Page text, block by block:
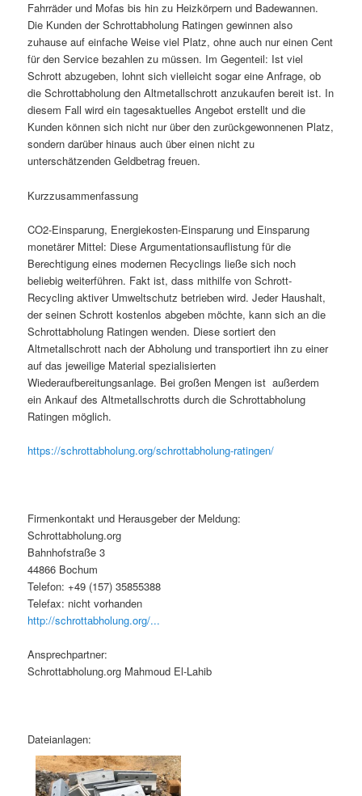
Fahrräder und Mofas bis hin zu Heizkörpern und Badewannen.
Die Kunden der Schrottabholung Ratingen gewinnen also
zuhause auf einfache Weise viel Platz, ohne auch nur einen Cent
für den Service bezahlen zu müssen. Im Gegenteil: Ist viel
Schrott abzugeben, lohnt sich vielleicht sogar eine Anfrage, ob
die Schrottabholung den Altmetallschrott anzukaufen bereit ist. In
diesem Fall wird ein tagesaktuelles Angebot erstellt und die
Kunden können sich nicht nur über den zurückgewonnenen Platz,
sondern darüber hinaus auch über einen nicht zu
unterschätzenden Geldbetrag freuen.
Kurzzusammenfassung
CO2-Einsparung, Energiekosten-Einsparung und Einsparung
monetärer Mittel: Diese Argumentationsauflistung für die
Berechtigung eines modernen Recyclings ließe sich noch
beliebig weiterführen. Fakt ist, dass mithilfe von Schrott-
Recycling aktiver Umweltschutz betrieben wird. Jeder Haushalt,
der seinen Schrott kostenlos abgeben möchte, kann sich an die
Schrottabholung Ratingen wenden. Diese sortiert den
Altmetallschrott nach der Abholung und transportiert ihn zu einer
auf das jeweilige Material spezialisierten
Wiederaufbereitungsanlage. Bei großen Mengen ist außerdem
ein Ankauf des Altmetallschrotts durch die Schrottabholung
Ratingen möglich.
https://schrottabholung.org/schrottabholung-ratingen/
Firmenkontakt und Herausgeber der Meldung:
Schrottabholung.org
Bahnhofstraße 3
44866 Bochum
Telefon: +49 (157) 35855388
Telefax: nicht vorhanden
http://schrottabholung.org/...
Ansprechpartner:
Schrottabholung.org Mahmoud El-Lahib
Dateianlagen: